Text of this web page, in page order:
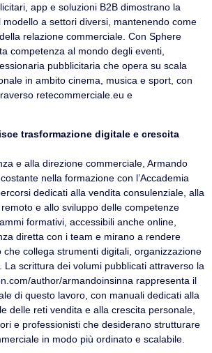
app e soluzioni B2B dimostrano la
a settori diversi, mantenendo come
relazione commerciale. Con Sphere
competenza al mondo degli eventi,
pubblicitaria che opera su scala
in ambito cinema, musica e sport, con
retecommerciale.eu e
trasformazione digitale e crescita
e alla direzione commerciale, Armando
nella formazione con l’Accademia
dedicati alla vendita consulenziale, alla
e allo sviluppo delle competenze
formativi, accessibili anche online,
diretta con i team e mirano a rendere
che collega strumenti digitali, organizzazione
La scrittura dei volumi pubblicati attraverso la
author/armandoinsinna rappresenta il
di questo lavoro, con manuali dedicati alla
delle reti vendita e alla crescita personale,
e professionisti che desiderano strutturare
in modo più ordinato e scalabile.